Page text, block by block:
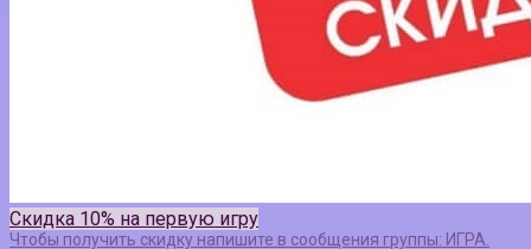
Скидка 10% на первую игру
Чтобы получить скидку напишите в сообщения группы: ИГРА.